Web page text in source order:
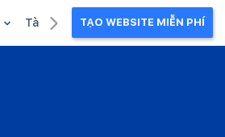
Tài liệu kinh doanhTẠO WEBSITE MIỄN PHÍ